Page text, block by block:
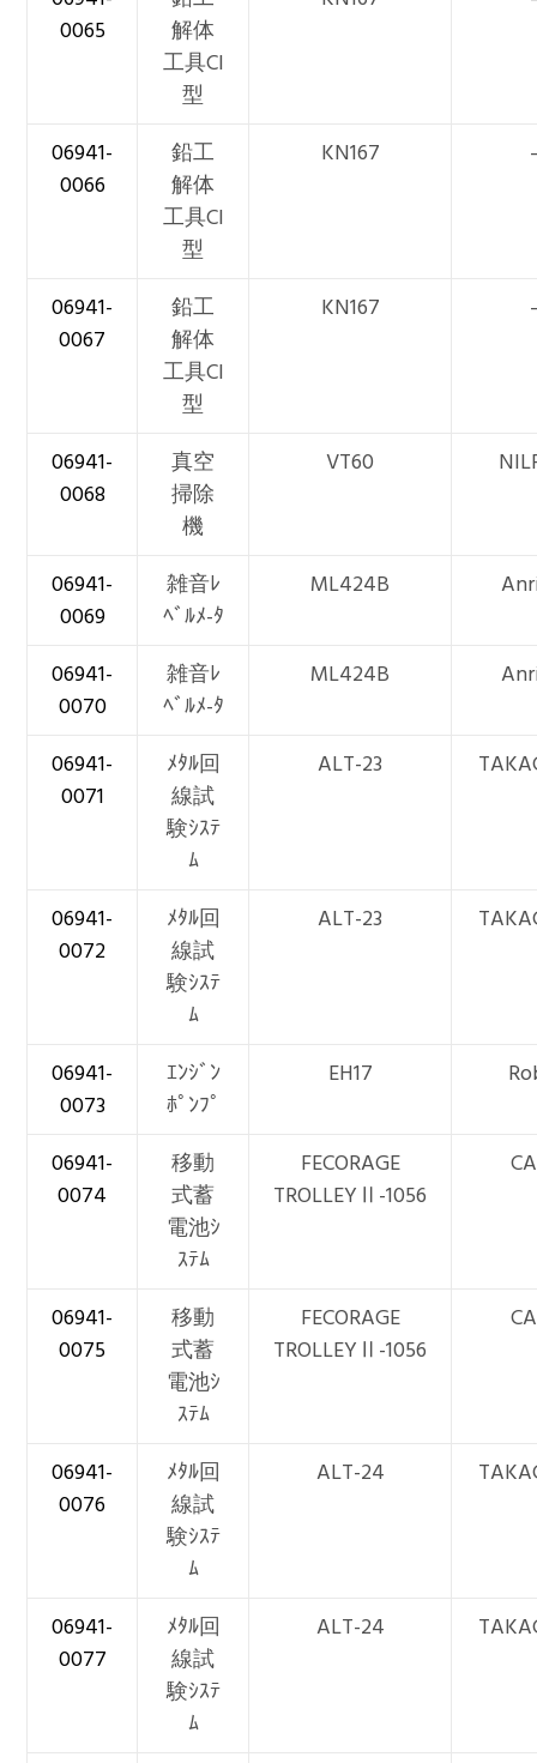
0065
解体
工具CI
型
06941-
0066
鉛工
解体
工具CI
型
KN167
06941-
0067
鉛工
解体
工具CI
型
KN167
06941-
0068
真空
掃除
機
VT60
06941-
0069
雑音ﾚ
ﾍﾞﾙﾒ-ﾀ
ML424B
06941-
0070
雑音ﾚ
ﾍﾞﾙﾒ-ﾀ
ML424B
06941-
0071
ﾒﾀﾙ回
線試
験ｼｽﾃ
ﾑ
ALT-23
06941-
0072
ﾒﾀﾙ回
線試
験ｼｽﾃ
ﾑ
ALT-23
06941-
0073
ｴﾝｼﾞﾝ
ﾎﾟﾝﾌﾟ
EH17
06941-
0074
移動
式蓄
電池ｼ
ｽﾃﾑ
FECORAGE
TROLLEYⅡ-1056
06941-
0075
移動
式蓄
電池ｼ
ｽﾃﾑ
FECORAGE
TROLLEYⅡ-1056
06941-
0076
ﾒﾀﾙ回
線試
験ｼｽﾃ
ﾑ
ALT-24
06941-
0077
ﾒﾀﾙ回
線試
験ｼｽﾃ
ﾑ
ALT-24